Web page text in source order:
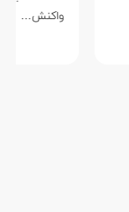
واکنش…